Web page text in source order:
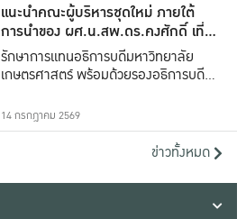
แนะนำคณะผู้บริหารชุดใหม่ ภายใต้
การนำของ ผศ.น.สพ.ดร.คงศักดิ์ เที่ยง
ธรรม
รักษาการแทนอธิการบดีมหาวิทยาลัย
เกษตรศาสตร์ พร้อมด้วยรองอธิการบดีทั้ง
14 กรกฎาคม 2569
ข่าวทั้งหมด